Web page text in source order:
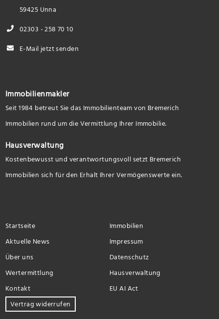
59425 Unna
02303 - 258 70 10
E-Mail jetzt senden
Immobilienmakler
Seit 1984 betreut Sie das Immobilienteam von Bremerich
Immobilien rund um die Vermittlung Ihrer Immobilie.
Hausverwaltung
Kostenbewusst und verantwortungsvoll setzt Bremerich
Immobilien sich für den Erhalt Ihrer Vermögenswerte ein.
Startseite
Immobilien
Aktuelle News
Impressum
Über uns
Datenschutz
Wertermittlung
Hausverwaltung
Kontakt
EU AI Act
Vertrag widerrufen